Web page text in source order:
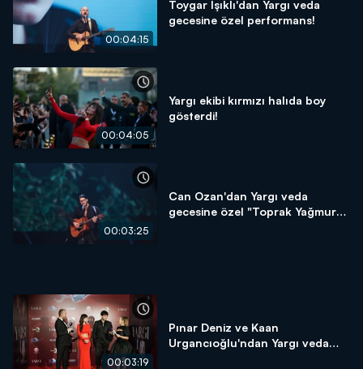
00:04:15
Toygar Işıklı'dan Yargı veda
gecesine özel performans!
00:04:05
Yargı ekibi kırmızı halıda boy
gösterdi!
00:03:25
Can Ozan'dan Yargı veda
gecesine özel "Toprak Yağmura"
00:03:19
Pınar Deniz ve Kaan
Urgancıoğlu'ndan Yargı veda